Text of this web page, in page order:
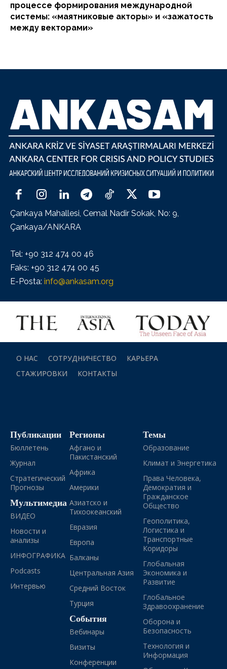
процессе формирования международной
системы: «маятниковые акторы» и «зажатость
между векторами»
Çankaya Mahallesi, Cemal Nadir Sokak, No: 9,
Çankaya/ANKARA
Tel: +90 312 474 00 46
Faks: +90 312 474 00 45
E-Posta: info@ankasam.org
О НАС СОТРУДНИЧЕСТВО
КАРЬЕРА
СТАЖИРОВКИ
КОНТАКТЫ
Публикации
Бюллетень
Журнал
Стратегический
Прогнозы
Мультимедиа
ВИДЕО
Новости и
анализы
ИНФОГРАФИКА
Podcasts
Интервью
Регионы
Афгано и
Пакистанский
Африка
Америки
Азиатско и
Тихоокеанский
Евразия
Европа
Балканы
Центральная Азия
Средний Восток
Турция
События
Вебинары
Визиты
Конференции
Темы
Образование
Климат и Энергетика
Права Человека,
Демократия и
Гражданское
Общество
Геополитика,
Логистика и
Транспортные
Коридоры
Глобальная
Экономика и
Развитие
Глобальное
Здравоохранение
Оборона и
Безопасность
Технология и
Информация